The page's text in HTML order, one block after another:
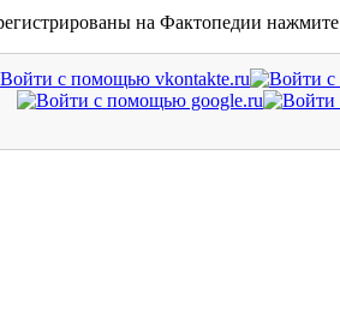
на Фактопедии нажмите